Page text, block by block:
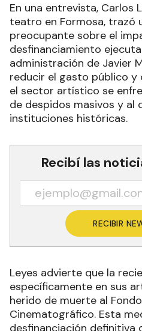
En una entrevista, Carlos
teatro en Formosa, trazó
preocupante sobre el
desfinanciamiento
administración de Javier
reducir el gasto público y
el sector artístico se
de despidos masivos y al
instituciones históricas.
Recibí las
RECIBIR
Leyes advierte que la
específicamente en sus
herido de muerte al
Cinematográfico. Esta